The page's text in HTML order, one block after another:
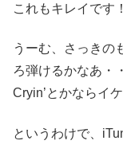
これもキレイです
うーむ、さっきの
ろ弾けるかなあ・
Cryin’とかならイ
というわけで、